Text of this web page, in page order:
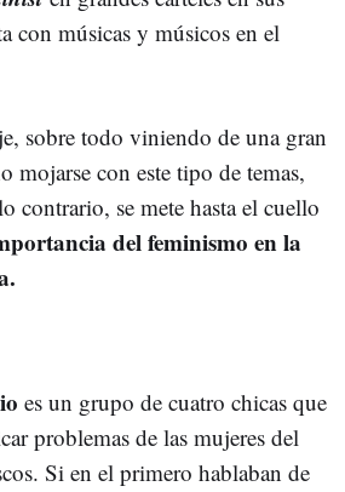
con músicas y músicos en el
sobre todo viniendo de una gran
mojarse con este tipo de temas,
contrario, se mete hasta el cuello
del feminismo en la
es un grupo de cuatro chicas que
problemas de las mujeres del
Si en el primero hablaban de